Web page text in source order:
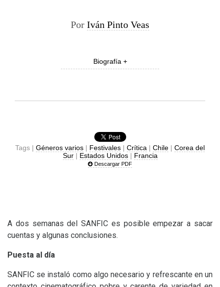
Por Iván Pinto Veas
Biografía +
Tags | Géneros varios | Festivales | Crítica | Chile | Corea del
Sur| Estados Unidos| Francia
Descargar PDF
A dos semanas delSANFIC es posible empezar a sacar
cuentas y algunas conclusiones.
Puesta al día
SANFIC se instaló como algo necesario y refrescante en un